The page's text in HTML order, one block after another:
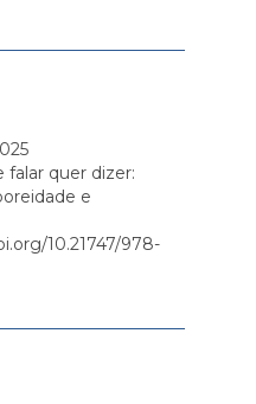
falar quer dizer:
e
10.21747/978-